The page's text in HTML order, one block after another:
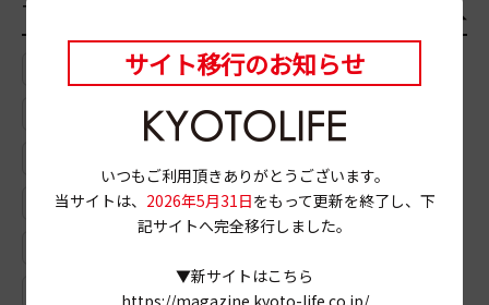
TAG
# イベント情報 # つけうどん # 瓶詰
# 御幸町三条上ル # スカッシュ
# フレンチフライ # 天丼 # ビーフカツサンド
# ジーンズ # 丹波橋 # ドライブ
サイト移行のお知らせ
いつもご利用頂きありがとうございます。
当サイトは、 2026年5月31日をもって更新を終了し、下
記サイトへ完全移行しました。
▼新サイトはこちら